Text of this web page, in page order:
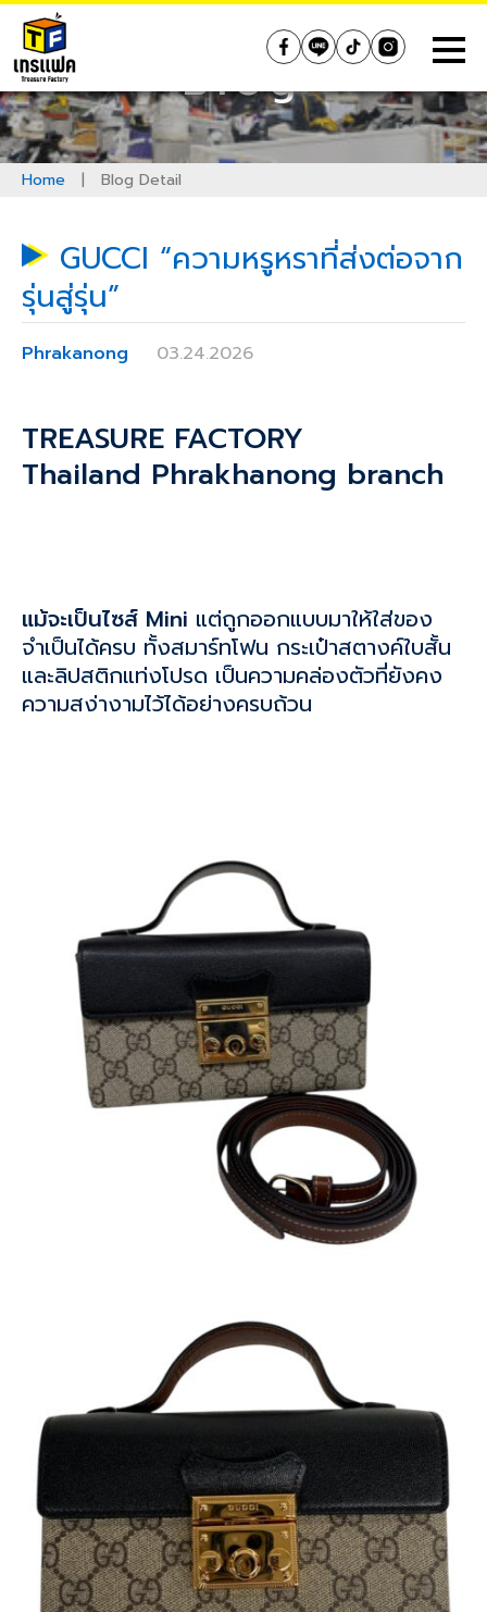
Skip
content
Treasure Factory (Thailand)
Blog
Home | Blog Detail
GUCCI “ความหรูหราที่ส่งต่อจาก
รุ่นสู่รุ่น”
Phrakanong 03.24.2026
TREASURE FACTORY
Thailand Phrakhanong branch
แม้จะเป็นไซส์ Mini แต่ถูกออกแบบมาให้ใส่ของ
จำเป็นได้ครบ ทั้งสมาร์ทโฟน กระเป๋าสตางค์ใบสั้น
และลิปสติกแท่งโปรด เป็นความคล่องตัวที่ยังคง
ความสง่างามไว้ได้อย่างครบถ้วน